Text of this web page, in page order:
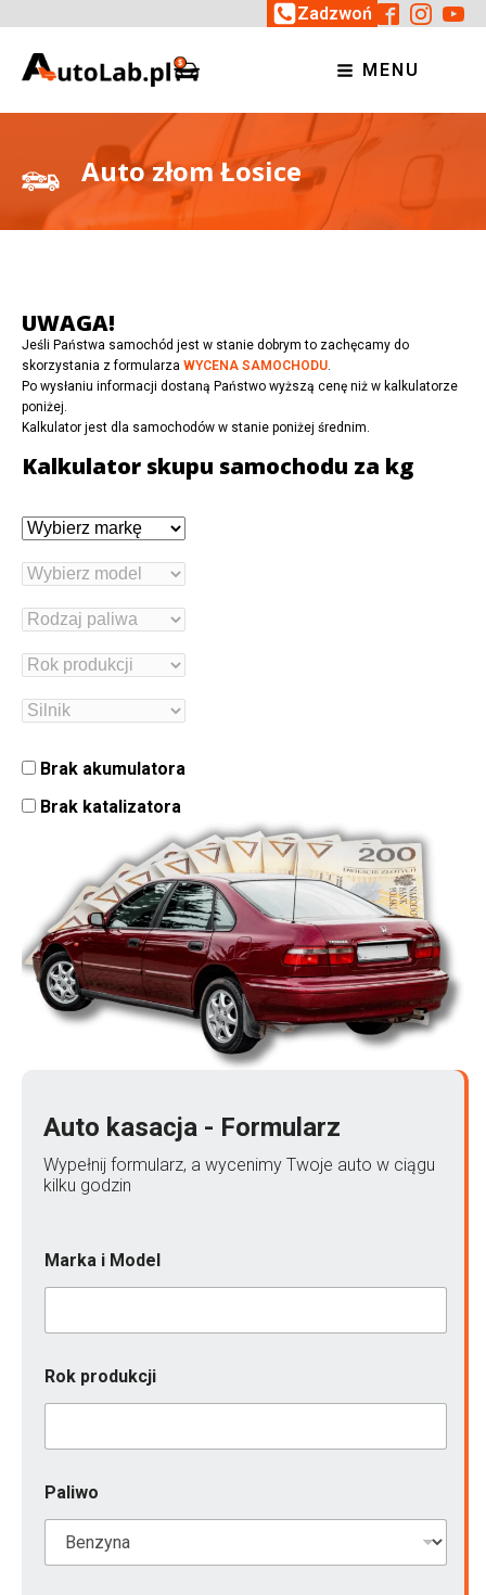
Zadzwoń
MENU
Auto złom Łosice
UWAGA!
Jeśli Państwa samochód jest w stanie dobrym to zachęcamy do
skorzystania z formularza WYCENA SAMOCHODU.
Po wysłaniu informacji dostaną Państwo wyższą cenę niż w kalkulatorze
poniżej.
Kalkulator jest dla samochodów w stanie poniżej średnim.
Kalkulator skupu samochodu za kg
Brak akumulatora
Brak katalizatora
Auto kasacja - Formularz
Wypełnij formularz, a wycenimy Twoje auto w ciągu
kilku godzin
Marka i Model
i
e
u
z
k
o
z
Rok produkcji
Paliwo